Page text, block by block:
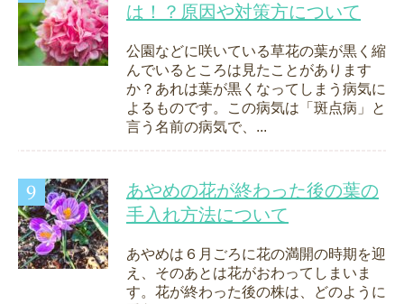
は！？原因や対策方について
公園などに咲いている草花の葉が黒く縮
んでいるところは見たことがあります
か？あれは葉が黒くなってしまう病気に
よるものです。この病気は「斑点病」と
言う名前の病気で、...
あやめの花が終わった後の葉の
手入れ方法について
あやめは６月ごろに花の満開の時期を迎
え、そのあとは花がおわってしまいま
す。花が終わった後の株は、どのように